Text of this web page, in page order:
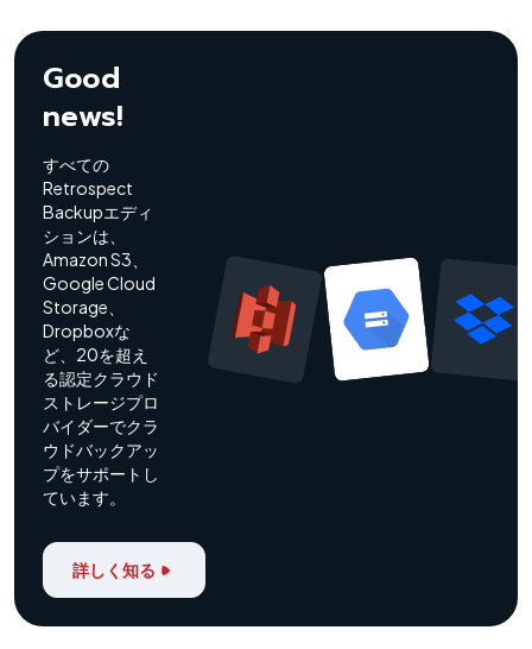
Good
news!
すべての
Retrospect
Backupエディ
ションは、
Amazon S3、
Google Cloud
Storage、
Dropboxな
ど、20を超え
る認定クラウド
ストレージプロ
バイダーでクラ
ウドバックアッ
プをサポートし
ています。
詳しく知る